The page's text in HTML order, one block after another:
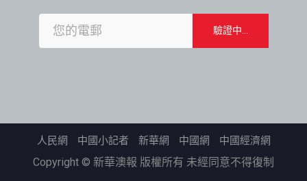
人民網 中國小記者 新華網 中國網 中國經濟網
Copyright © 新華澳報 版權所有 未經同意不得復制